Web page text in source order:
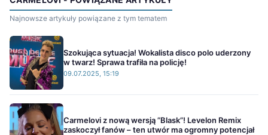
Najnowsze artykuły powiązane z tym tematem
Szokująca sytuacja! Wokalista disco polo uderzony
w twarz! Sprawa trafiła na policję!
09.07.2025, 15:19
Carmelovi z nową wersją ”Blask”! Levelon Remix
zaskoczył fanów – ten utwór ma ogromny potencjał